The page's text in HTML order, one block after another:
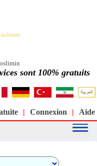
sont 100% gratuits
| Connexion | Aide